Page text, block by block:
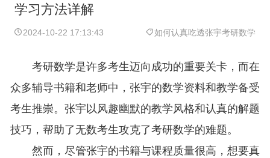
学习方法详解
2024-10-22 17:13:43 如何认真吃透张宇考研数学
考研数学是许多考生迈向成功的重要关卡，而在
众多辅导书籍和老师中，张宇的数学资料和教学备受
考生推崇。张宇以风趣幽默的教学风格和认真的解题
技巧，帮助了无数考生攻克了考研数学的难题。
然而，尽管张宇的书籍与课程质量很高，想要真